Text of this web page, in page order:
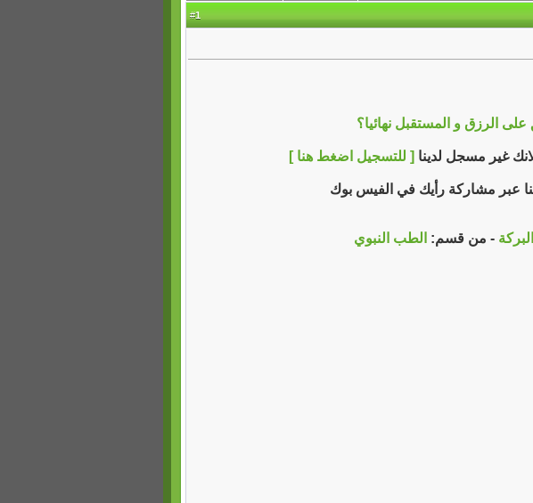
#
1
الرزق و المستقبل نهائيا؟
غير مسجل لدينا [ للتسجيل اضغط هنا ]
عبر مشاركة رأيك في الفيس بوك
- من قسم: الطب النبوي